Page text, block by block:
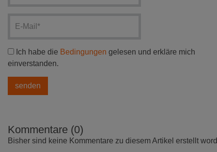
Ich habe die Bedingungen gelesen und erkläre mich
einverstanden.
Kommentare (0)
Bisher sind keine Kommentare zu diesem Artikel erstellt